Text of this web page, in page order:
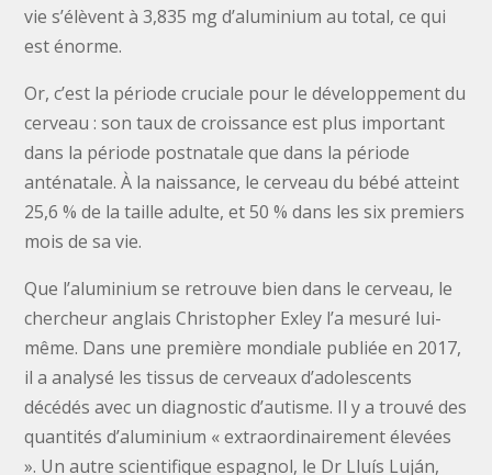
vie s’élèvent à 3,835 mg d’aluminium au total, ce qui
est énorme.
Or, c’est la période cruciale pour le développement du
cerveau : son taux de croissance est plus important
dans la période postnatale que dans la période
anténatale. À la naissance, le cerveau du bébé atteint
25,6 % de la taille adulte, et 50 % dans les six premiers
mois de sa vie.
Que l’aluminium se retrouve bien dans le cerveau, le
chercheur anglais Christopher Exley l’a mesuré lui-
même. Dans une première mondiale publiée en 2017,
il a analysé les tissus de cerveaux d’adolescents
décédés avec un diagnostic d’autisme. Il y a trouvé des
quantités d’aluminium « extraordinairement élevées
». Un autre scientifique espagnol, le Dr Lluís Luján,